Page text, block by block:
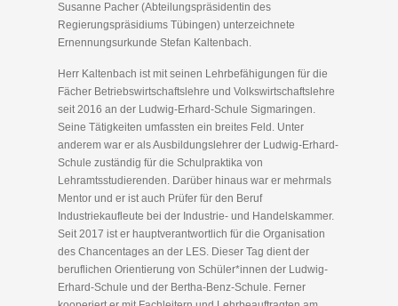
Susanne Pacher (Abteilungspräsidentin des
Regierungspräsidiums Tübingen) unterzeichnete
Ernennungsurkunde Stefan Kaltenbach.
Herr Kaltenbach ist mit seinen Lehrbefähigungen für die
Fächer Betriebswirtschaftslehre und Volkswirtschaftslehre
seit 2016 an der Ludwig-Erhard-Schule Sigmaringen.
Seine Tätigkeiten umfassten ein breites Feld. Unter
anderem war er als Ausbildungslehrer der Ludwig-Erhard-
Schule zuständig für die Schulpraktika von
Lehramtsstudierenden. Darüber hinaus war er mehrmals
Mentor und er ist auch Prüfer für den Beruf
Industriekaufleute bei der Industrie- und Handelskammer.
Seit 2017 ist er hauptverantwortlich für die Organisation
des Chancentages an der LES. Dieser Tag dient der
beruflichen Orientierung von Schüler*innen der Ludwig-
Erhard-Schule und der Bertha-Benz-Schule. Ferner